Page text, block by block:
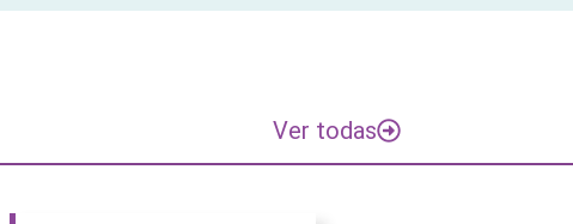
Ver todas